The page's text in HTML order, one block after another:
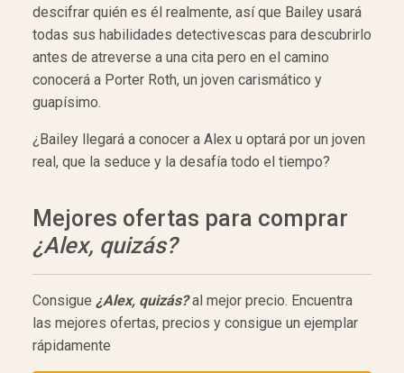
descifrar quién es él realmente, así que Bailey usará
todas sus habilidades detectivescas para descubrirlo
antes de atreverse a una cita pero en el camino
conocerá a Porter Roth, un joven carismático y
guapísimo.
¿Bailey llegará a conocer a Alex u optará por un joven
real, que la seduce y la desafía todo el tiempo?
Mejores ofertas para comprar
¿Alex, quizás?
Consigue ¿Alex, quizás?al mejor precio. Encuentra
las mejores ofertas, precios y consigue un ejemplar
rápidamente